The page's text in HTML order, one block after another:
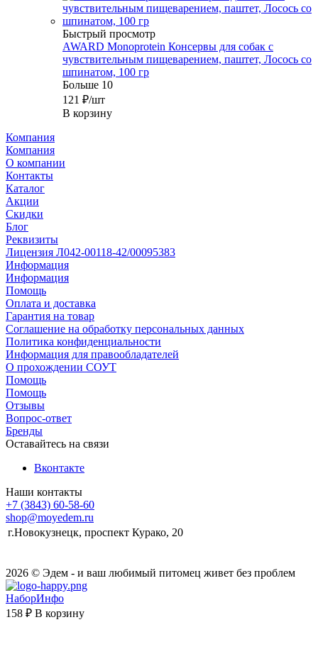
Быстрый просмотр
AWARD Monoprotein Консервы для собак с
чувствительным пищеварением, паштет, Лосось со
шпинатом, 100 гр
Больше 10
121 ₽/шт
В корзину
Компания
Компания
О компании
Контакты
Каталог
Акции
Скидки
Блог
Реквизиты
Лицензия Л042-00118-42/00095383
Информация
Информация
Помощь
Оплата и доставка
Гарантия на товар
Соглашение на обработку персональных данных
Политика конфиденциальности
Информация для правообладателей
О прохождении СОУТ
Помощь
Помощь
Отзывы
Вопрос-ответ
Бренды
Оставайтесь на связи
Вконтакте
Наши контакты
+7 (3843) 60-58-60
shop@moyedem.ru
г.Новокузнецк, проспект Курако, 20
2026 © Эдем - и ваш любимый питомец живет без проблем
НаборИнфо
158 ₽ В корзину